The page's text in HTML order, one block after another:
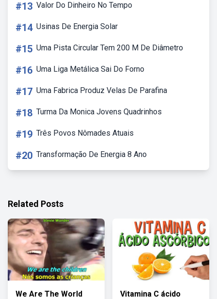
#13 Valor Do Dinheiro No Tempo
#14 Usinas De Energia Solar
#15 Uma Pista Circular Tem 200 M De Diâmetro
#16 Uma Liga Metálica Sai Do Forno
#17 Uma Fabrica Produz Velas De Parafina
#18 Turma Da Monica Jovens Quadrinhos
#19 Três Povos Nômades Atuais
#20 Transformação De Energia 8 Ano
Related Posts
We Are The World Vitamina C ácido